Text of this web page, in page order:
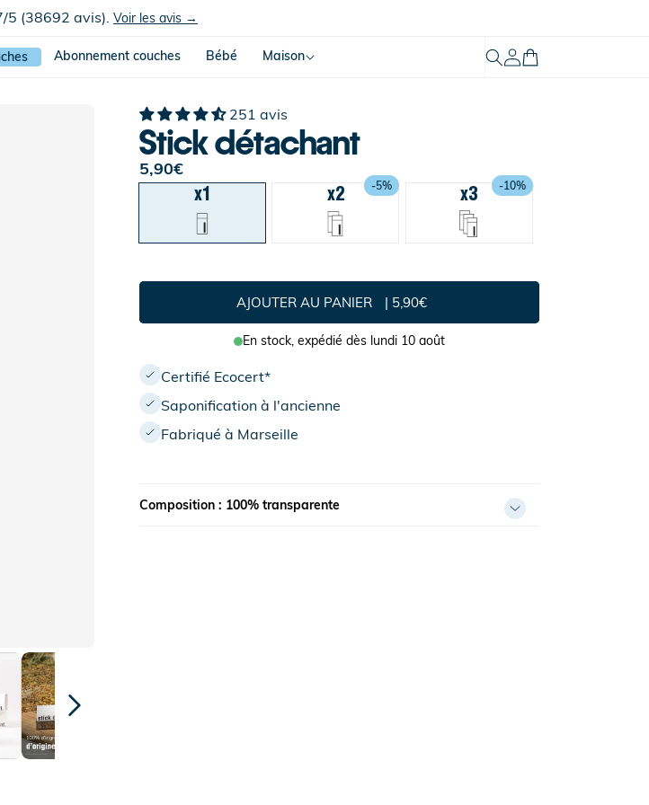
5 (38692 avis). Voir les avis →
Abonnement couches Bébé Maison
Mon
compte
Panier
251 avis
Stick détachant
Prix
habituel
5,90€
x1 x2
-5%
x3
-10%
AJOUTER AU PANIER 5,90€
En stock, expédié dès lundi 10 août
Certifié Ecocert*
Saponification à l'ancienne
Fabriqué à Marseille
Composition : 100% transparente